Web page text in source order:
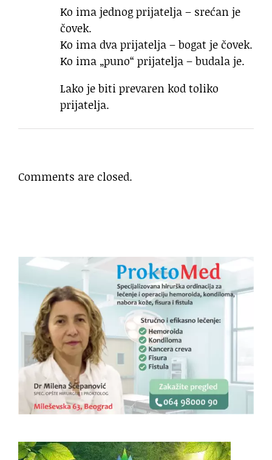
Ko ima jednog prijatelja – srećan je
čovek.
Ko ima dva prijatelja – bogat je čovek.
Ko ima „puno“ prijatelja – budala je.
Lako je biti prevaren kod toliko
prijatelja.
Comments are closed.